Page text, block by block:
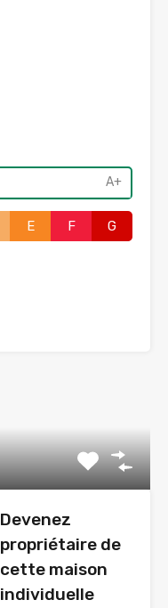
A+
E F G
Devenez
propriétaire de
cette maison
individuelle